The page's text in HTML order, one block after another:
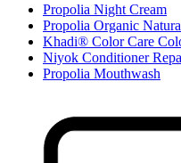
Propolia Night Cream
Propolia Organic
Khadi® Color Care
Niyok Conditioner
Propolia Mouthwash